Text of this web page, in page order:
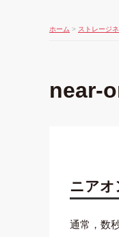
ホーム > ストレージ
near-
ニアオ
通常，数